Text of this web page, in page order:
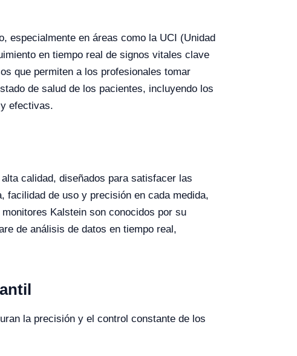
especialmente en áreas como la UCI (Unidad
en tiempo real de signos vitales clave
que permiten a los profesionales tomar
de salud de los pacientes, incluyendo los
efectivas.
calidad, diseñados para satisfacer las
facilidad de uso y precisión en cada medida,
Kalstein son conocidos por su
de análisis de datos en tiempo real,
la precisión y el control constante de los